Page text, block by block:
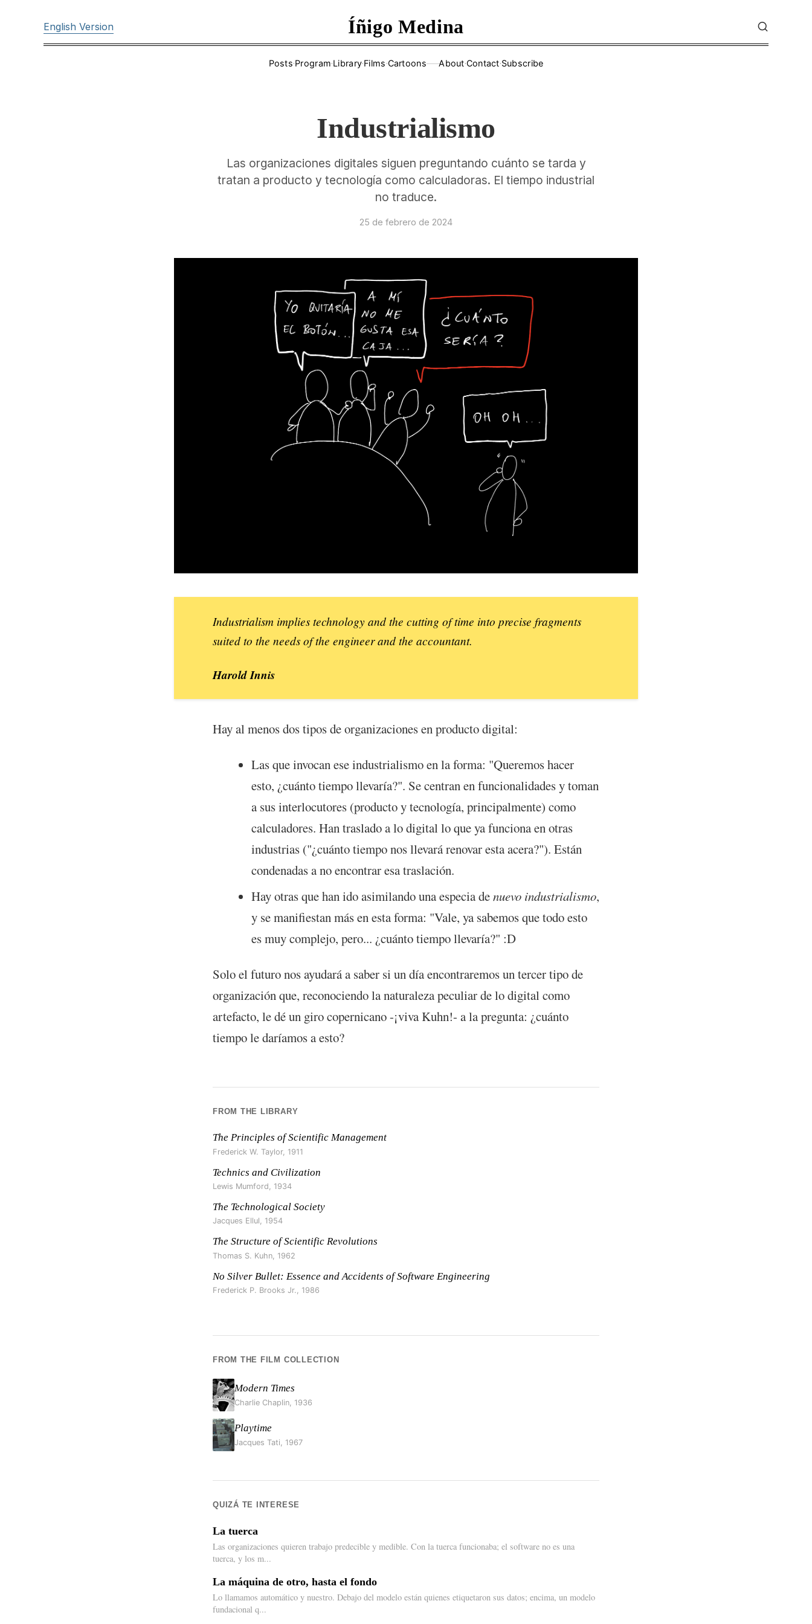
English Version Íñigo Medina
Posts·Program·Library·Films·Cartoons——About·Contact·Subscribe
Industrialismo
Las organizaciones digitales siguen preguntando cuánto se tarda y
tratan a producto y tecnología como calculadoras. El tiempo industrial
no traduce.
25 de febrero de 2024
Industrialism implies technology and the cutting of time into precise fragments
suited to the needs of the engineer and the accountant.
Harold Innis
Hay al menos dos tipos de organizaciones en producto digital:
Las que invocan ese industrialismo en la forma: "Queremos hacer
esto, ¿cuánto tiempo llevaría?". Se centran en funcionalidades y toman
a sus interlocutores (producto y tecnología, principalmente) como
calculadores. Han traslado a lo digital lo que ya funciona en otras
industrias ("¿cuánto tiempo nos llevará renovar esta acera?"). Están
condenadas a no encontrar esa traslación.
Hay otras que han ido asimilando una especia denuevo industrialismo,
y se manifiestan más en esta forma: "Vale, ya sabemos que todo esto
es muy complejo, pero... ¿cuánto tiempo llevaría?" :D
Solo el futuro nos ayudará a saber si un día encontraremos un tercer tipo de
organización que, reconociendo la naturaleza peculiar de lo digital como
artefacto, le dé un giro copernicano -¡viva Kuhn!- a la pregunta: ¿cuánto
tiempo le daríamos a esto?
FROM THE LIBRARY
The Principles of Scientific Management
Frederick W. Taylor, 1911
Technics and Civilization
Lewis Mumford 1934
The Technological Society
Jacques Ellul, 1954
The Structure of Scientific Revolutions
Thomas S. Kuhn 1962
No Silver Bullet: Essence and Accidents of Software Engineering
Frederick P. Brooks Jr., 1986
FROM THE FILM COLLECTION
Modern Times
Charlie Chaplin 1936
Playtime
Jacques Tati 1967
QUIZÁ TE INTERESE
La tuerca
Las organizaciones quieren trabajo predecible y medible. Con la tuerca funcionaba; el software no es una
tuerca, y los m...
La máquina de otro, hasta el fondo
Lo llamamos automático y nuestro. Debajo del modelo están quienes etiquetaron sus datos; encima, un modelo
fundacional q...